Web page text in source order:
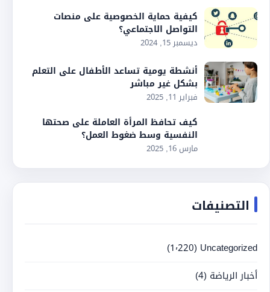
كيفية حماية الخصوصية على منصات
التواصل الاجتماعي؟
ديسمبر 15, 2024
أنشطة يومية تساعد الأطفال على التعلم
بشكل غير مباشر
فبراير 11, 2025
كيف تحافظ المرأة العاملة على صحتها
النفسية وسط ضغوط العمل؟
مارس 16, 2025
التصنيفات
Uncategorized (1٬220)
أخبار الرياضة (4)